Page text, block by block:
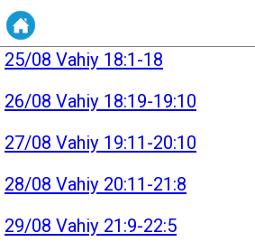
24/08 Vahiy 17
25/08 Vahiy 18:1-18
26/08 Vahiy 18:19-19:10
27/08 Vahiy 19:11-20:10
28/08 Vahiy 20:11-21:8
29/08 Vahiy 21:9-22:5